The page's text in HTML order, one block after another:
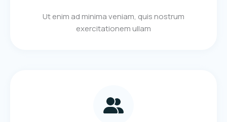
Ut enim ad minima veniam, quis nostrum
exercitationem ullam